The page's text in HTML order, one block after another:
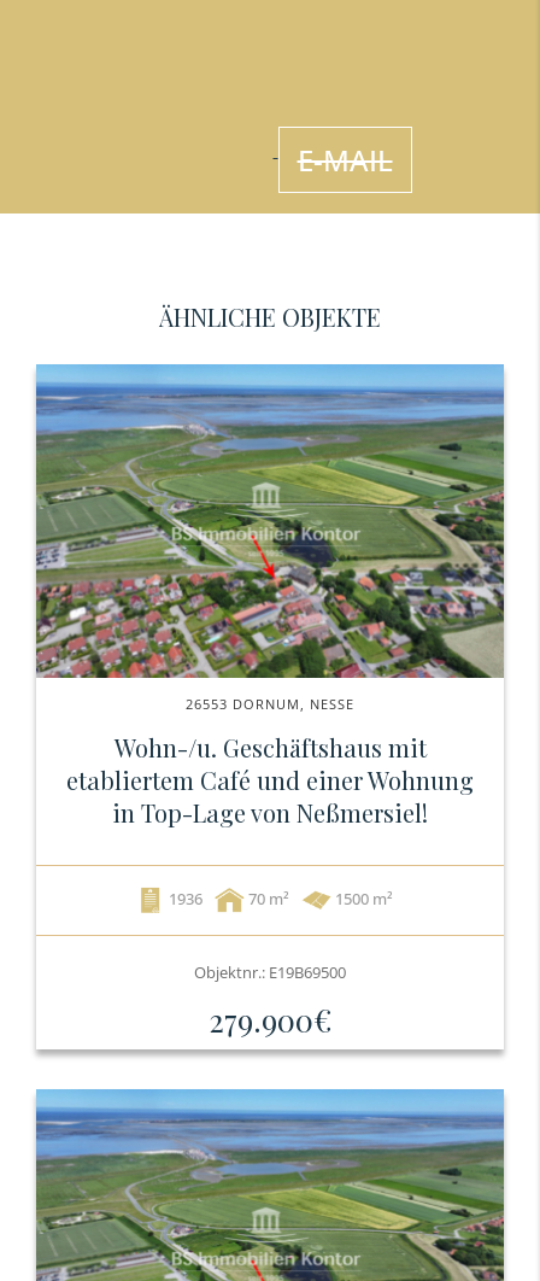
E-MAIL
ÄHNLICHE OBJEKTE
26553 DORNUM, NESSE
Wohn-/u. Geschäftshaus mit
etabliertem Café und einer Wohnung
in Top-Lage von Neßmersiel!
1936 70 1500 m²
Objektnr.: E19B69500
279.900€